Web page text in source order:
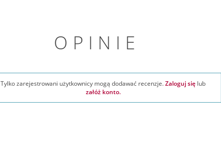
OPINIE
Tylko zarejestrowani użytkownicy mogą dodawać recenzje.Zaloguj się lub
załóż konto.